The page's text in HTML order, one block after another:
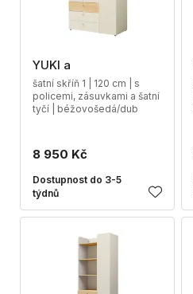
YUKI a
šatní skříň 1 | 120 cm | s
policemi, zásuvkami a šatní
tyčí | béžovošedá/dub
8 950 Kč
Dostupnost do 3-5
týdnů